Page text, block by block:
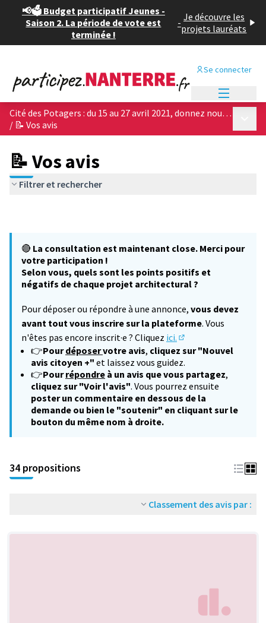
📢🗳️ Budget participatif Jeunes -
Saison 2. La période de vote est
terminée !
- Je découvre les
projets lauréats
Se connecter
Cité des Potagers : du 15 au 27 avril 2021, donnez nous votre avis sur les 4 projets architecturaux !
/ 📝 Vos avis
📝 Vos avis
Filtrer et rechercher
🔴 La consultation est maintenant close. Merci pour
votre participation !
Selon vous, quels sont les points positifs et
négatifs de chaque projet architectural ?
Pour déposer ou répondre à une annonce, vous devez
avant tout vous inscrire sur la plateforme. Vous
n'êtes pas encore inscrit·e ? Cliquez ici.
(S'ouvre dans un
👉Pourdéposervotre avis, cliquez sur "Nouvel
avis citoyen +" et laissez vous guidez.
👉Pourrépondre à un avis que vous partagez,
cliquez sur "Voir l'avis". Vous pourrez ensuite
poster un commentaire en dessous de la
demande ou bien le "soutenir" en cliquant sur le
bouton du même nom à droite.
34 propositions
Classement des avis par :